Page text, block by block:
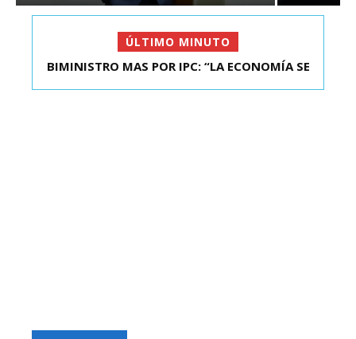
ÚLTIMO MINUTO
KAST SE REUNIÓ CON EL PRESIDENTE ELECTO DE
BIMINISTRO MAS POR IPC: “LA ECONOMÍA SE